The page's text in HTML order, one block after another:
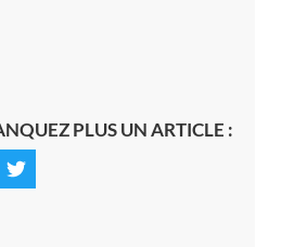
PLUS UN ARTICLE :